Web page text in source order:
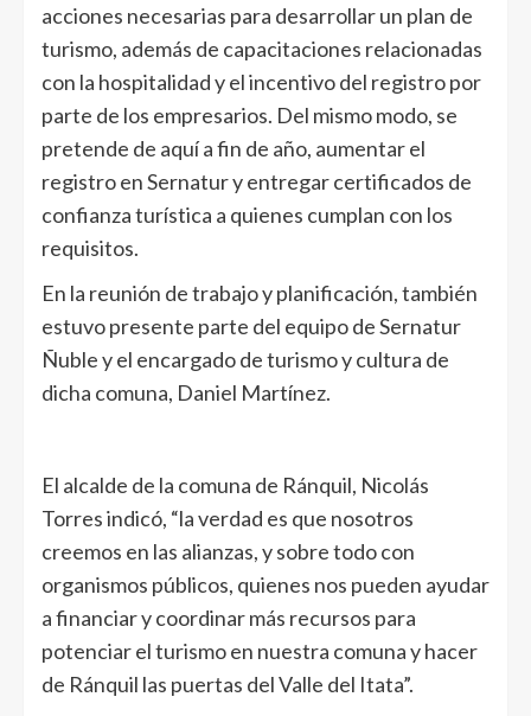
acciones necesarias para desarrollar un plan de
turismo, además de capacitaciones relacionadas
con la hospitalidad y el incentivo del registro por
parte de los empresarios. Del mismo modo, se
pretende de aquí a fin de año, aumentar el
registro en Sernatur y entregar certificados de
confianza turística a quienes cumplan con los
requisitos.
En la reunión de trabajo y planificación, también
estuvo presente parte del equipo de Sernatur
Ñuble y el encargado de turismo y cultura de
dicha comuna, Daniel Martínez.
El alcalde de la comuna de Ránquil, Nicolás
Torres indicó, “la verdad es que nosotros
creemos en las alianzas, y sobre todo con
organismos públicos, quienes nos pueden ayudar
a financiar y coordinar más recursos para
potenciar el turismo en nuestra comuna y hacer
de Ránquil las puertas del Valle del Itata”.